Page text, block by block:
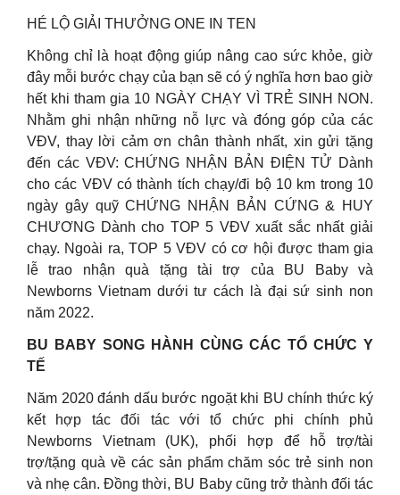
HÉ LỘ GIẢI THƯỞNG ONE IN TEN
Không chỉ là hoạt động giúp nâng cao sức khỏe, giờ
đây mỗi bước chạy của bạn sẽ có ý nghĩa hơn bao giờ
hết khi tham gia 10 NGÀY CHẠY VÌ TRẺ SINH NON.
Nhằm ghi nhận những nỗ lực và đóng góp của các
VĐV, thay lời cảm ơn chân thành nhất, xin gửi tặng
đến các VĐV: CHỨNG NHẬN BẢN ĐIỆN TỬ Dành
cho các VĐV có thành tích chạy/đi bộ 10 km trong 10
ngày gây quỹ CHỨNG NHẬN BẢN CỨNG & HUY
CHƯƠNG Dành cho TOP 5 VĐV xuất sắc nhất giải
chạy. Ngoài ra, TOP 5 VĐV có cơ hội được tham gia
lễ trao nhận quà tặng tài trợ của BU Baby và
Newborns Vietnam dưới tư cách là đại sứ sinh non
năm 2022.
BU BABY SONG HÀNH CÙNG CÁC TỔ CHỨC Y
TẾ
Năm 2020 đánh dấu bước ngoặt khi BU chính thức ký
kết hợp tác đối tác với tổ chức phi chính phủ
Newborns Vietnam (UK), phối hợp để hỗ trợ/tài
trợ/tặng quà về các sản phẩm chăm sóc trẻ sinh non
và nhẹ cân. Đồng thời, BU Baby cũng trở thành đối tác